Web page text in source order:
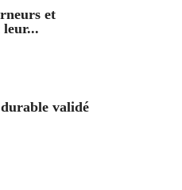
et
leur...
validé